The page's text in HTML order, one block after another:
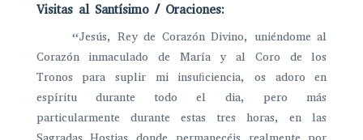
Visitas al Santísimo / Oraciones:
“Jesús, Rey de Corazón Divino, uniéndome al
Corazón inmaculado de María y al Coro de los
Tronos para suplir mi insuﬁciencia, os adoro en
espíritu durante todo el dia, pero más
particularmente durante estas tres horas, en las